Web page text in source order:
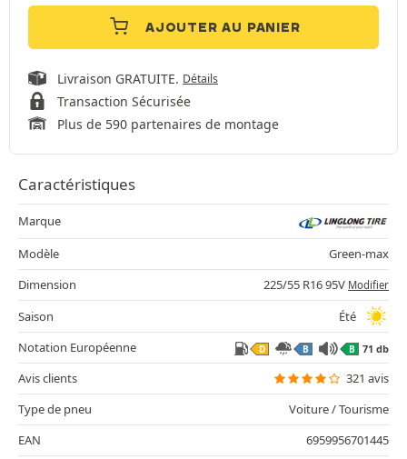
AJOUTER AU PANIER
Livraison GRATUITE. Détails
Transaction Sécurisée
Plus de 590 partenaires de montage
Caractéristiques
Marque
Modèle
Green-max
Dimension
225/55 R16 95V Modifier
Saison
Été
Notation Européenne
D B B 71 db
Avis clients
321 avis
Type de pneu
Voiture / Tourisme
EAN
6959956701445